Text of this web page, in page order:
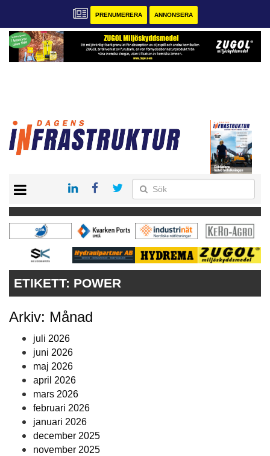
PRENUMERERA ANNONSERA
KONTAKT
VÅRA ANDRA MAGASIN
PRENUMERERA
ANNONSERA
ETIKETT: POWER
Arkiv: Månad
juli 2026
juni 2026
maj 2026
april 2026
mars 2026
februari 2026
januari 2026
december 2025
november 2025